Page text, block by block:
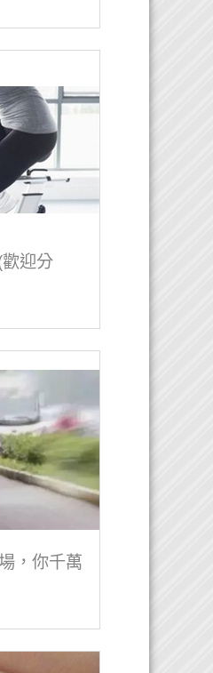
迎分
，你千萬